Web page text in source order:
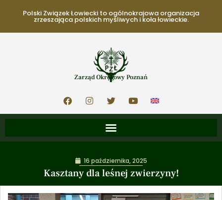
Polski Związek Łowiecki to ogólnokrajowa organizacja
zrzeszająca polskich myśliwych i koła łowieckie.
Zarząd Okręgowy Poznań
Kasztany dla leśnej zwierzyny!
16 października, 2025